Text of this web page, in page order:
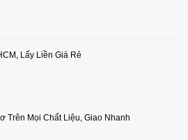
Lấy Liền Giá Rẻ
Trên Mọi Chất Liệu, Giao Nhanh